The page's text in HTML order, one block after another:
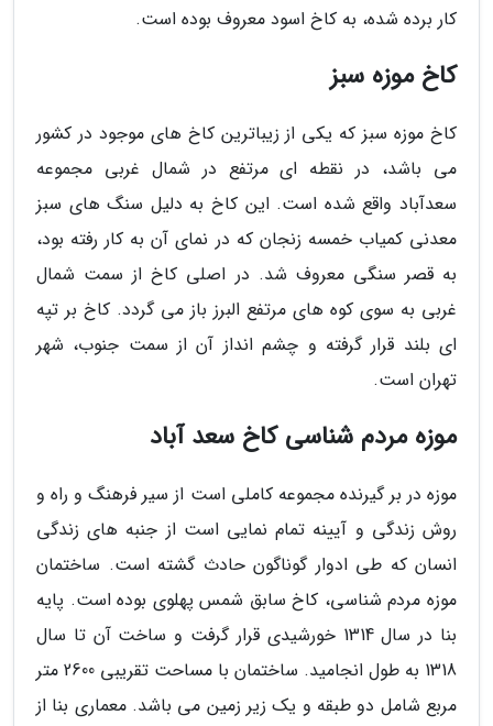
کار برده شده، به کاخ اسود معروف بوده است.
کاخ موزه سبز
کاخ موزه سبز که یکی از زیباترین کاخ های موجود در کشور
می باشد، در نقطه ای مرتفع در شمال غربی مجموعه
سعدآباد واقع شده است. این کاخ به دلیل سنگ های سبز
معدنی کمیاب خمسه زنجان که در نمای آن به کار رفته بود،
به قصر سنگی معروف شد. در اصلی کاخ از سمت شمال
غربی به سوی کوه های مرتفع البرز باز می گردد. کاخ بر تپه
ای بلند قرار گرفته و چشم انداز آن از سمت جنوب، شهر
تهران است.
موزه مردم شناسی کاخ سعد آباد
موزه در بر گیرنده مجموعه کاملی است از سیر فرهنگ و راه و
روش زندگی و آیینه تمام نمایی است از جنبه های زندگی
انسان که طی ادوار گوناگون حادث گشته است. ساختمان
موزه مردم شناسی، کاخ سابق شمس پهلوی بوده است. پایه
بنا در سال 1314 خورشیدی قرار گرفت و ساخت آن تا سال
1318 به طول انجامید. ساختمان با مساحت تقریبی 2600 متر
مربع شامل دو طبقه و یک زیر زمین می باشد. معماری بنا از